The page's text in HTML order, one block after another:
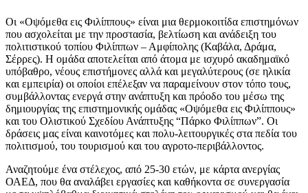
Οι «Οψόμεθα εις Φιλίππους» είναι μια θερμοκοιτίδα επιστημόνων
που ασχολείται με την προστασία, βελτίωση και ανάδειξη του
πολιτιστικού τοπίου Φιλίππων – Αμφίπολης (Καβάλα, Δράμα,
Σέρρες). Η ομάδα αποτελείται από άτομα με ισχυρό ακαδημαϊκό
υπόβαθρο, νέους επιστήμονες αλλά και μεγαλύτερους (σε ηλικία
και εμπειρία) οι οποίοι επέλεξαν να παραμείνουν στον τόπο τους,
συμβάλλοντας ενεργά στην ανάπτυξη και πρόοδο του μέσω της
δημιουργίας της επιστημονικής ομάδας «Οψόμεθα εις Φιλίππους»
και του Ολιστικού Σχεδίου Ανάπτυξης “Πάρκο Φιλίππων”. Οι
δράσεις μας είναι καινοτόμες και πολυ-λειτουργικές στα πεδία του
πολιτισμού, του τουρισμού και του αγροτο-περιβάλλοντος.
Αναζητούμε ένα στέλεχος, από 25-30 ετών, με κάρτα ανεργίας
ΟΑΕΔ, που θα αναλάβει εργασίες και καθήκοντα σε συνεργασία